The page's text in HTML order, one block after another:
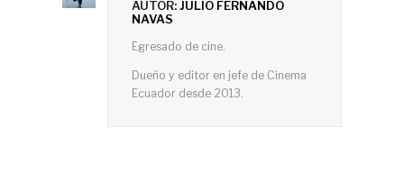
AUTOR:JULIO FERNANDO
NAVAS
Egresado de cine.
Dueño y editor en jefe de Cinema
Ecuador desde 2013.